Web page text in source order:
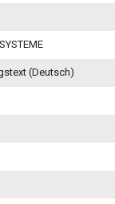
(Deutsch)